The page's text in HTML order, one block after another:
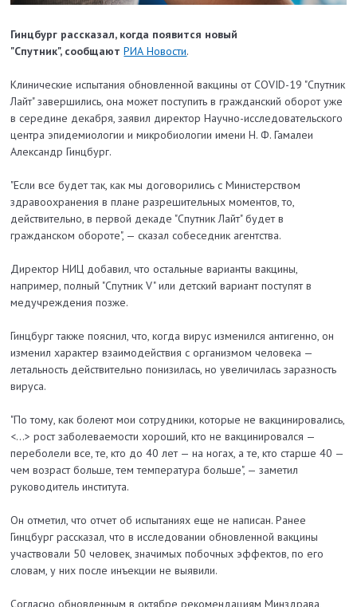
Гинцбург рассказал, когда появится новый
"Спутник", сообщают РИА Новости.
Клинические испытания обновленной вакцины от COVID-19 "Спутник
Лайт" завершились, она может поступить в гражданский оборот уже
в середине декабря, заявил директор Научно-исследовательского
центра эпидемиологии и микробиологии имени Н. Ф. Гамалеи
Александр Гинцбург.
"Если все будет так, как мы договорились с Министерством
здравоохранения в плане разрешительных моментов, то,
действительно, в первой декаде "Спутник Лайт" будет в
гражданском обороте", — сказал собеседник агентства.
Директор НИЦ добавил, что остальные варианты вакцины,
например, полный "Спутник V" или детский вариант поступят в
медучреждения позже.
Гинцбург также пояснил, что, когда вирус изменился антигенно, он
изменил характер взаимодействия с организмом человека —
летальность действительно понизилась, но увеличилась заразность
вируса.
"По тому, как болеют мои сотрудники, которые не вакцинировались,
<...> рост заболеваемости хороший, кто не вакцинировался —
переболели все, те, кто до 40 лет — на ногах, а те, кто старше 40 —
чем возраст больше, тем температура больше", — заметил
руководитель института.
Он отметил, что отчет об испытаниях еще не написан. Ранее
Гинцбург рассказал, что в исследовании обновленной вакцины
участвовали 50 человек, значимых побочных эффектов, по его
словам, у них после инъекции не выявили.